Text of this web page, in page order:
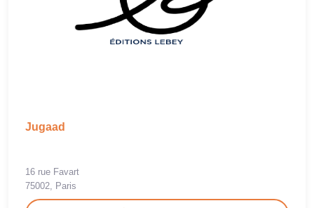
Jugaad
16 rue Favart
75002, Paris